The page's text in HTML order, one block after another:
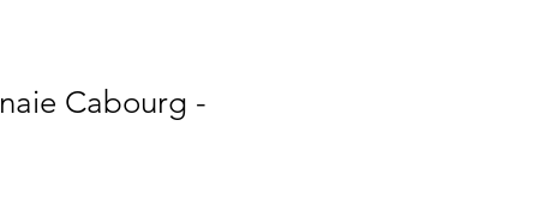
Cabourg -